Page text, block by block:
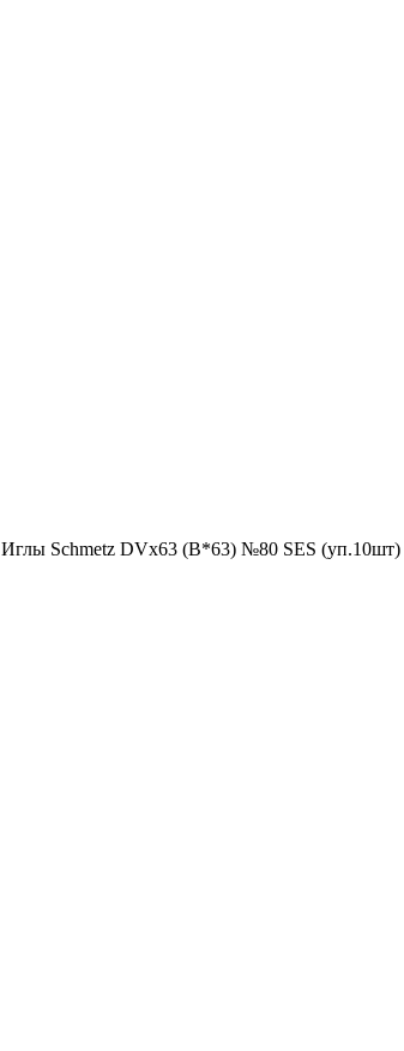
Иглы Schmetz DVx63 (B*63) №80 SES (уп.10шт)